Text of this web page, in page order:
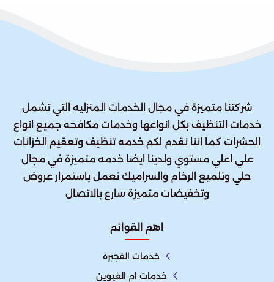
شركتنا متميزة في مجال الخدمات المنزليه التي تشمل
خدمات التنظيف بكل انواعها وخدمات مكافحه جميع انواع
الحشرات كما اننا نقدم لكم خدمه تنظيف وتعقيم الخزانات
علي اعلي مستوي ولدينا ايضا خدمه متميزة في مجال
حلي وتلميع الرخام والسراميك نعمل باستمرار عروض
وتخفيضات متميزة سارع بالاتصال
اهم القوائم
خدمات الفجيرة
خدمات ام القيوين